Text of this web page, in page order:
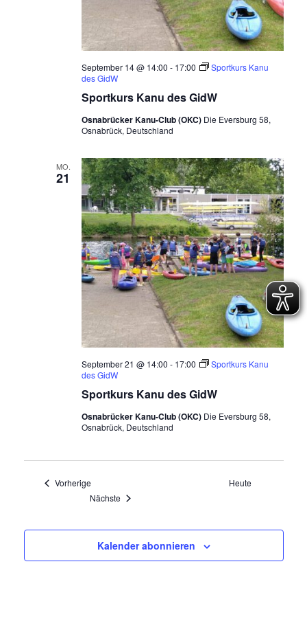
Sportkurs Kanu des GidW
September 14 @ 14:00 - 17:00
Sportkurs Kanu
des GidW
Osnabrücker Kanu-Club (OKC) Die Eversburg 58,
Osnabrück, Deutschland
MO.
21
Sportkurs Kanu des GidW
September 21 @ 14:00 - 17:00
Sportkurs Kanu
des GidW
Osnabrücker Kanu-Club (OKC) Die Eversburg 58,
Osnabrück, Deutschland
Vorherige
Heute
Nächste Veranstaltungen
Kalender abonnieren